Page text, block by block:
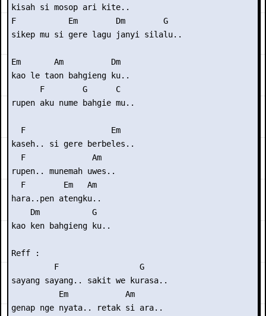
kisah si mosop ari kite..
F           Em        Dm        G
sikep mu si gere lagu janyi silalu..
Em       Am          Dm
kao le taon bahgieng ku..
      F        G      C
rupen aku nume bahgie mu..
  F                  Em
kaseh.. si gere berbeles..
  F              Am
rupen.. munemah uwes..
  F        Em   Am
hara..pen atengku..
    Dm           G
kao ken bahgieng ku..
Reff :
         F                 G
sayang sayang.. sakit we kurasa..
          Em            Am
genap nge nyata.. retak si ara..